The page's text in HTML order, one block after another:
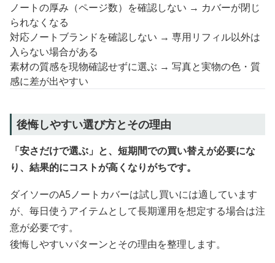
ノートの厚み（ページ数）を確認しない → カバーが閉じ
られなくなる
対応ノートブランドを確認しない → 専用リフィル以外は
入らない場合がある
素材の質感を現物確認せずに選ぶ → 写真と実物の色・質
感に差が出やすい
後悔しやすい選び方とその理由
「安さだけで選ぶ」と、短期間での買い替えが必要にな
り、結果的にコストが高くなりがちです。
ダイソーのA5ノートカバーは試し買いには適しています
が、毎日使うアイテムとして長期運用を想定する場合は注
意が必要です。
後悔しやすいパターンとその理由を整理します。